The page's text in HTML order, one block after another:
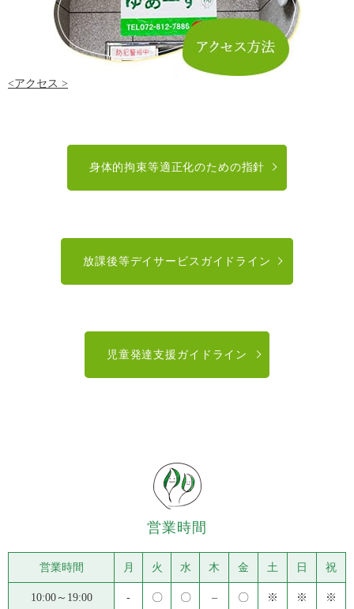
<アクセス >
身体的拘束等適正化のための指針
放課後等デイサービスガイドライン
児童発達支援ガイドライン
営業時間
営業時間 月 火 水 木 金 土 日 祝
10:00～19:00 ‐ 〇 〇 – 〇 ※ ※ ※